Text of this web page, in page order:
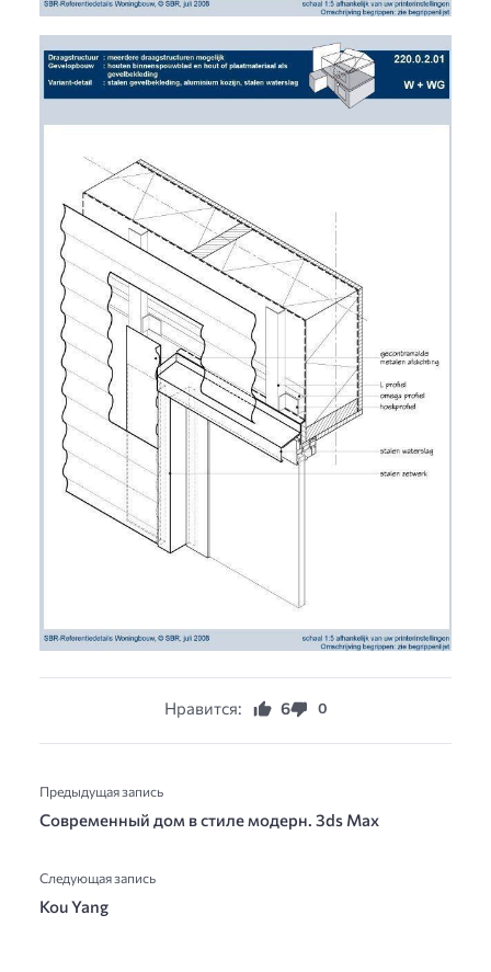
Нравится: 6 0
Предыдущая запись
Современный дом в стиле модерн. 3ds Max
Следующая запись
Kou Yang